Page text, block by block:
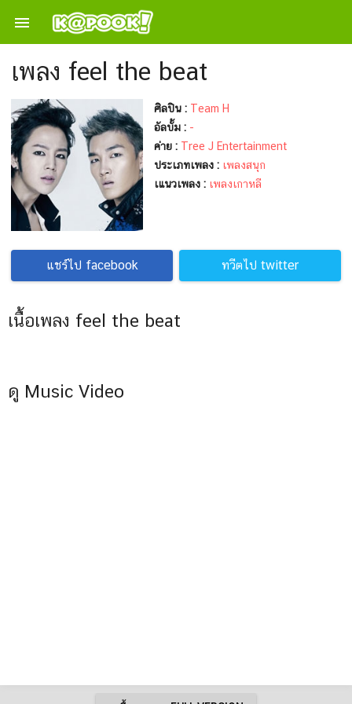

เพลง feel the beat
ศิลปิน : Team H
อัลบั้ม : -
ค่าย : Tree J Entertainment
ประเภทเพลง : เพลงสนุก
เแนวเพลง : เพลงเกาหลี
แชร์ไป facebook ทวีตไป twitter
เนื้อเพลง feel the beat
ดู Music Video